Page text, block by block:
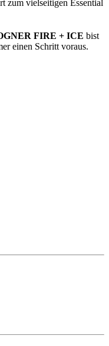
zum vielseitigen Essential
FIRE + ICE bist
einen Schritt voraus.